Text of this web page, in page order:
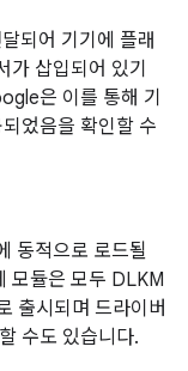
되어 기기에 플래
가 삽입되어 있기
은 이를 통해 기
었음을 확인할 수
동적으로 로드될
모듈은 모두 DLKM
출시되며 드라이버
수도 있습니다.